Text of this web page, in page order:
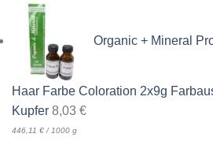
Organic + Mineral
Haar Farbe Coloration 2x9g
Kupfer 8,03 €
446,11 €/1000 g